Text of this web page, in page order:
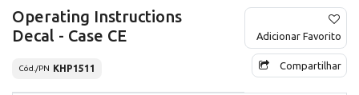
Operating Instructions
Decal - Case CE
Cód./PN KHP1511
Adicionar Favorito
Compartilhar